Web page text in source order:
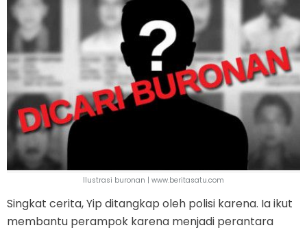
Ilustrasi buronan | www.beritasatu.com
Singkat cerita, Yip ditangkap oleh polisi karena. Ia ikut
membantu perampok karena menjadi perantara